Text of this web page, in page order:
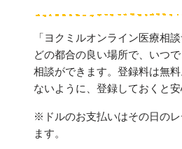
「ヨクミルオンライン医療相
どの都合の良い場所で、いつ
相談ができます。登録料は無
ないように、登録しておくと安
※ドルのお支払いはその日の
ます。